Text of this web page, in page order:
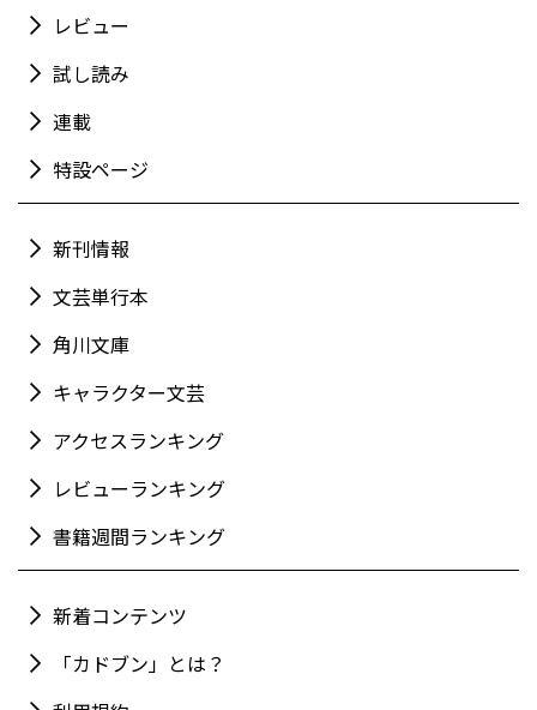
レビュー
試し読み
連載
特設ページ
新刊情報
文芸単行本
角川文庫
キャラクター文芸
アクセスランキング
レビューランキング
書籍週間ランキング
新着コンテンツ
「カドブン」とは？